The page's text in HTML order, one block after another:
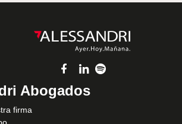
Abogados
firma